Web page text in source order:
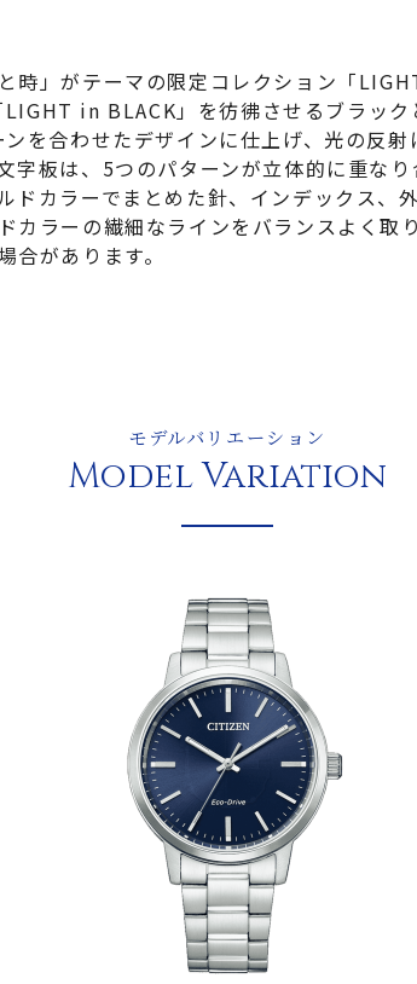
時」がテーマの限定コレクション「
in BLACK」を彷彿させるブラッ
を合わせたデザインに仕上げ、光の反
字板は、5つのパターンが立体的に重な
カラーでまとめた針、インデックス、
カラーの繊細なラインをバランスよく
があります。
モデルバリエーション
Model Variation